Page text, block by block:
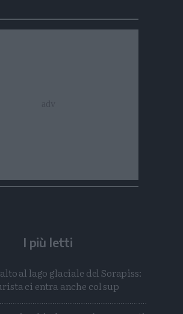
I più letti
al lago glaciale del Sorapiss:
ci entra anche col sup